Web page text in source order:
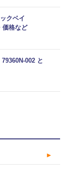
クベイ
価格など
002 と
►